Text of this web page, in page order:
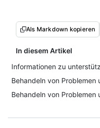
Als Markdown kopieren
In diesem Artikel
Informationen zu
Behandeln von Problemen
Behandeln von Problemen